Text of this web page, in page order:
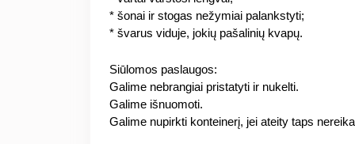
* šonai ir stogas nežymiai palankstyti;
* švarus viduje, jokių pašalinių kvapų.
Siūlomos paslaugos:
Galime nebrangiai pristatyti ir nukelti.
Galime išnuomoti.
Galime nupirkti konteinerį, jei ateity taps